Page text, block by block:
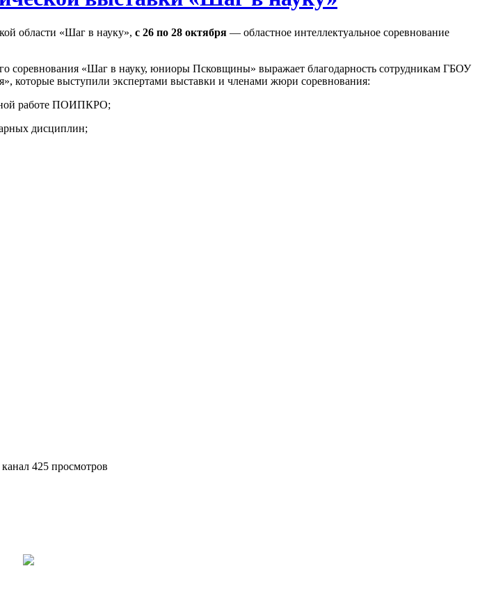
области «Шаг в науку», с 26 по 28 октября — областное интеллектуальное соревнование
соревнования «Шаг в науку, юниоры Псковщины» выражает благодарность сотрудникам ГБОУ
которые выступили экспертами выставки и членами жюри соревнования:
работе ПОИПКРО;
дисциплин;
канал 425 просмотров